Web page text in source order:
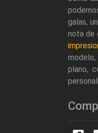
galas,
nota de
plano,